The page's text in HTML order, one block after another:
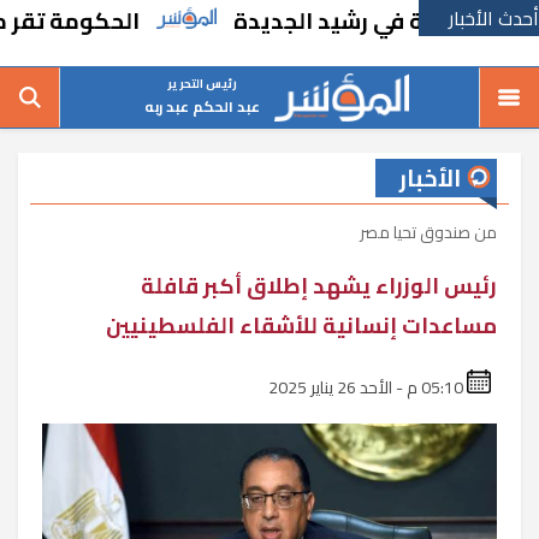
أحدث الأخبارفي رشيد الجديدة الحكومة تقر
رئيس التحرير
عبد الحكم عبد ربه
الأخبار
من صندوق تحيا مصر
رئيس الوزراء يشهد إطلاق أكبر قافلة
مساعدات إنسانية للأشقاء الفلسطينيين